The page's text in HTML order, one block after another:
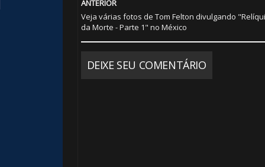
ANTERIOR
Veja várias fotos de Tom Felton divulgando
da Morte - Parte 1" no México
DEIXE SEU COMENTÁRIO